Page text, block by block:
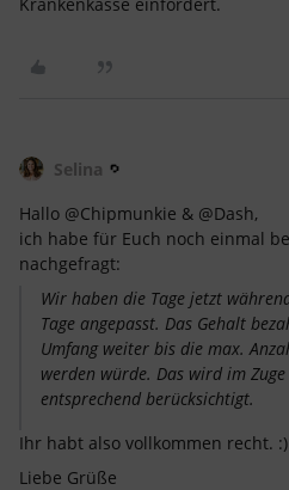
Selina
Hallo @Chipmunkie & @Dash,
ich habe für Euch noch einmal
nachgefragt:
Wir haben die Tage jetzt
Tage angepasst. Das Gehalt
Umfang weiter bis die max.
werden würde. Das wird im
entsprechend berücksichtigt.
Ihr habt also vollkommen recht. :)
Liebe Grüße